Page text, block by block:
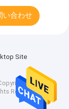
い合わせ
Site
© 2026
Reserved.